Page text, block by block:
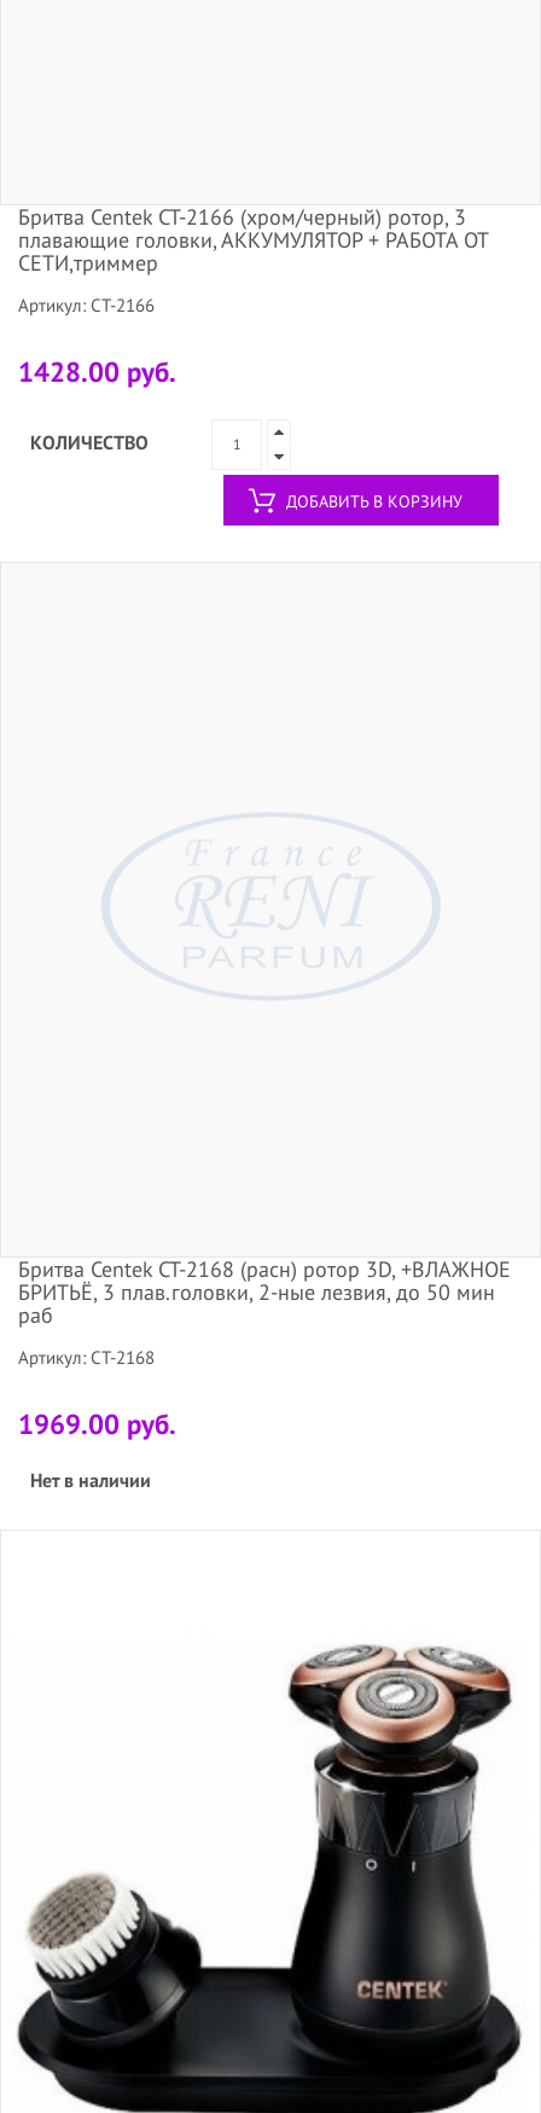
Бритва Centek CT-2166 (хром/черный) ротор, 3
плавающие головки, АККУМУЛЯТОР + РАБОТА ОТ
СЕТИ,триммер
Артикул: CT-2166
1428.00 руб.
КОЛИЧЕСТВО
ДОБАВИТЬ В КОРЗИНУ
Бритва Centek CT-2168 (расн) ротор 3D, +ВЛАЖНОЕ
БРИТЬЁ, 3 плав.головки, 2-ные лезвия, до 50 мин
раб
Артикул: CT-2168
1969.00 руб.
Нет в наличии